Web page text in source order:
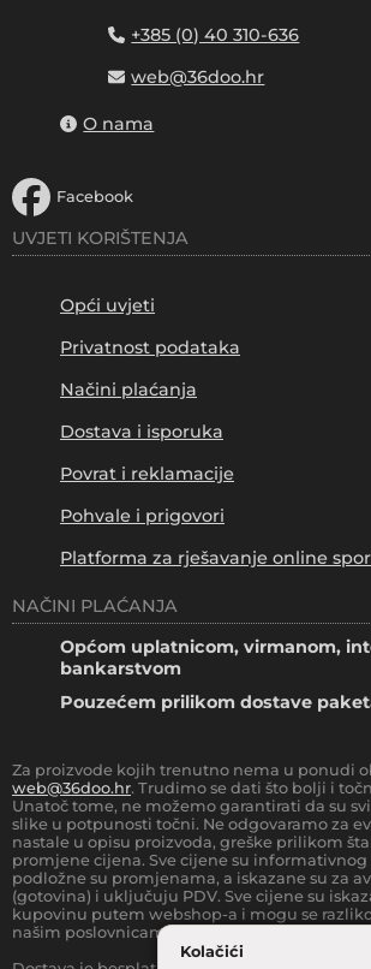
Kolačići
+385 (0) 40 310-636
web@36doo.hr
O nama
Facebook
UVJETI KORIŠTENJA
Opći uvjeti
Privatnost podataka
Načini plaćanja
Dostava i isporuka
Povrat i reklamacije
Pohvale i prigovori
Platforma za rješavanje online
NAČINI PLAĆANJA
Općom uplatnicom, virmanom,
bankarstvom
Pouzećem prilikom dostave
Za proizvode kojih trenutno nema u ponudi
web@36doo.hr. Trudimo se dati što bolji i
Unatoč tome, ne možemo garantirati da su
slike u potpunosti točni. Ne odgovaramo za
nastale u opisu proizvoda, greške prilikom
promjene cijena. Sve cijene su informativnog
podložne su promjenama, a iskazane su za
(gotovina) i uključuju PDV. Sve cijene su
kupovinu putem webshop-a i mogu se
našim poslovnicama.